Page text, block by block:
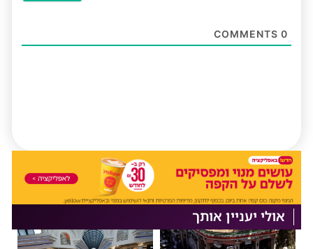
0
אולי יעניין אותך